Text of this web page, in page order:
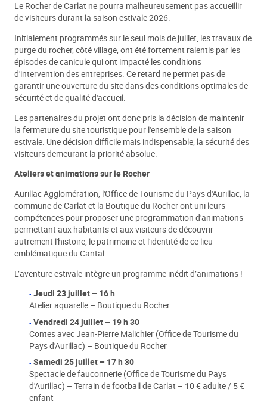
Le Rocher de Carlat ne pourra malheureusement pas accueillir
de visiteurs durant la saison estivale 2026.
Initialement programmés sur le seul mois de juillet, les travaux de
purge du rocher, côté village, ont été fortement ralentis par les
épisodes de canicule qui ont impacté les conditions
d'intervention des entreprises. Ce retard ne permet pas de
garantir une ouverture du site dans des conditions optimales de
sécurité et de qualité d'accueil.
Les partenaires du projet ont donc pris la décision de maintenir
la fermeture du site touristique pour l'ensemble de la saison
estivale. Une décision difficile mais indispensable, la sécurité des
visiteurs demeurant la priorité absolue.
Ateliers et animations sur le Rocher
Aurillac Agglomération, l'Office de Tourisme du Pays d'Aurillac, la
commune de Carlat et la Boutique du Rocher ont uni leurs
compétences pour proposer une programmation d'animations
permettant aux habitants et aux visiteurs de découvrir
autrement l'histoire, le patrimoine et l'identité de ce lieu
emblématique du Cantal.
L’aventure estivale intègre un programme inédit d’animations !
Jeudi 23 juillet – 16 h
Atelier aquarelle – Boutique du Rocher
Vendredi 24 juillet – 19 h 30
Contes avec Jean-Pierre Malichier (Office de Tourisme du
Pays d'Aurillac) – Boutique du Rocher
Samedi 25 juillet – 17 h 30
Spectacle de fauconnerie (Office de Tourisme du Pays
d'Aurillac) – Terrain de football de Carlat – 10 € adulte / 5 €
enfant